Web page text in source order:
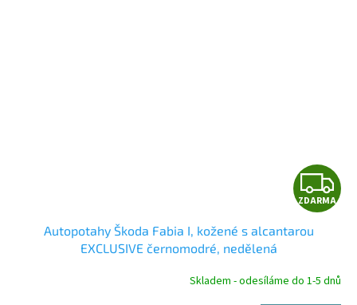
Z
D
R
ZDARMA
Autopotahy Škoda Fabia I, kožené s alcantarou
EXCLUSIVE černomodré, nedělená
Skladem - odesíláme do 1-5 dnů